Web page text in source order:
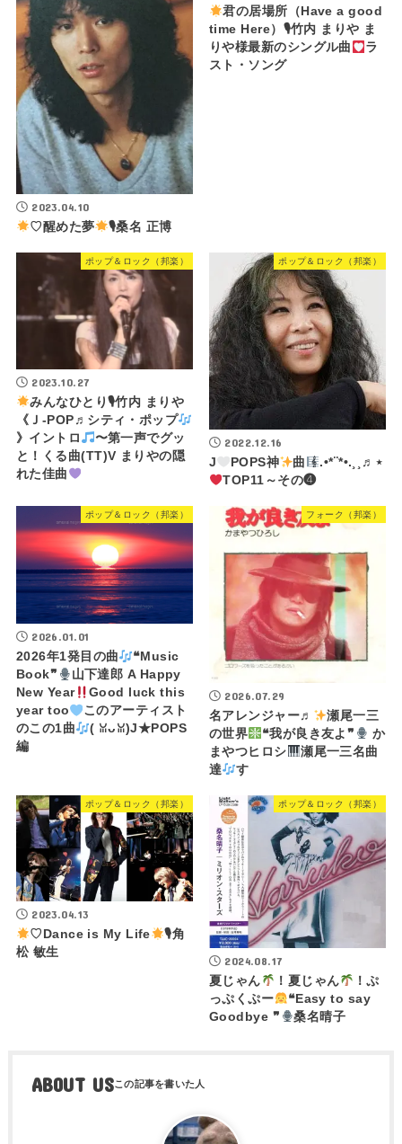
2023.04.10
♡醒めた夢
🎙桑名 正博
君の居場所（Have a good
time Here）🎙竹内 まりや ま
りや様最新のシングル曲
ラ
スト・ソング
ポップ＆ロック（邦楽）
2023.10.27
みんなひとり🎙竹内 まりや
《Ｊ-POP♬シティ・ポップ
》イントロ
〜第一声でグッ
と！くる曲(TT)V まりやの隠
れた佳曲
ポップ＆ロック（邦楽）
2022.12.16
J
POPS神 曲
.•*¨*•.¸¸♬⋆
TOP11～その❹
ポップ＆ロック（邦楽）
2026.01.01
2026年1発目の曲
❝Music
Book❞
山下達郎 A Happy
New Year
Good luck this
year too
このアーティスト
のこの1曲
(⁠ ⁠ꈍ⁠ᴗ⁠ꈍ⁠)J★POPS
編
フォーク（邦楽）
2026.07.29
名アレンジャー♬
瀬尾一三
の世界
❝我が良き友よ❞
か
まやつヒロシ
瀬尾一三名曲
達
す
ポップ＆ロック（邦楽）
2023.04.13
♡Dance is My Life
🎙角
松 敏生
ポップ＆ロック（邦楽）
2024.08.17
夏じゃん
！夏じゃん
！ぷ
っぷくぷー
❝Easy to say
Goodbye ❞
桑名晴子
ABOUT US